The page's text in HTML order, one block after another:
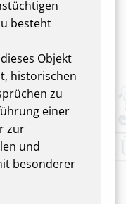
besteht
Objekt
historischen
zu
einer
zur
und
besonderer